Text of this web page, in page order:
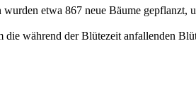
etwa 867 neue Bäume gepflanzt,
während der Blütezeit anfallenden